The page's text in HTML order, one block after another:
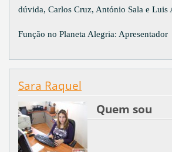
dúvida, Carlos Cruz, António Sala e Luis
Função no Planeta Alegria: Apresentador
Sara Raquel
Quem sou